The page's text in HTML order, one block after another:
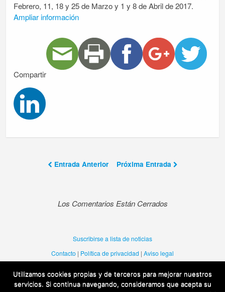
Febrero, 11, 18 y 25 de Marzo y 1 y 8 de Abril de 2017.
Ampliar información
Compartir
Entrada Anterior Próxima Entrada
Los Comentarios Están Cerrados
Suscribirse a lista de noticias
Contacto | Política de privacidad | Aviso legal
Una web de la Dirección General de Política Lingüistica del Gobierno de
Utilizamos cookies propias y de terceros para mejorar nuestros
servicios. Si continua navegando, consideramos que acepta su